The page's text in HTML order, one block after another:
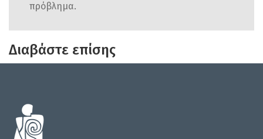
πρόβλημα.
Διαβάστε επίσης